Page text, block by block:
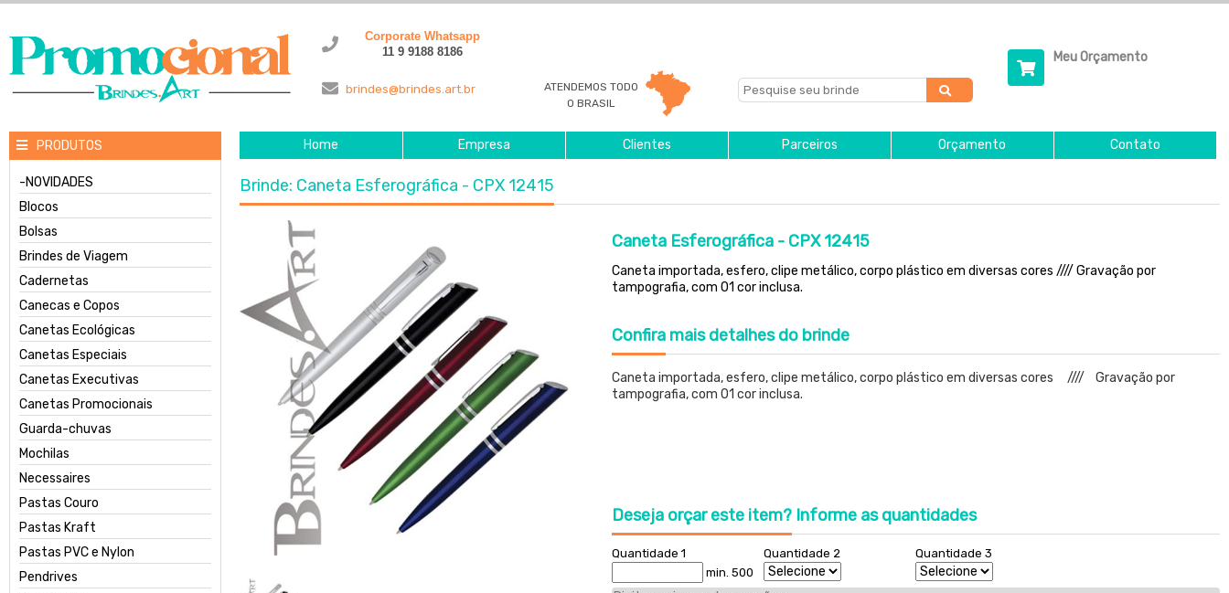
Corporate Whatsapp
11 9 9188 8186
brindes@brindes.art.br
ATENDEMOS TODO
O BRASIL
Meu Orçamento
PRODUTOS
-NOVIDADES
Blocos
Bolsas
Brindes de Viagem
Cadernetas
Canecas e Copos
Canetas Ecológicas
Canetas Especiais
Canetas Executivas
Canetas Promocionais
Guarda-chuvas
Mochilas
Necessaires
Pastas Couro
Pastas Kraft
Pastas PVC e Nylon
Pendrives
Home Empresa Clientes Parceiros Orçamento Contato
Brinde: Caneta Esferográfica - CPX 12415
Caneta Esferográfica - CPX 12415
Caneta importada, esfero, clipe metálico, corpo plástico em diversas cores //// Gravação por
tampografia, com 01 cor inclusa.
Confiramais detalhes do brinde
Caneta importada, esfero, clipe metálico, corpo plástico em diversas cores //// Gravação por
tampografia, com 01 cor inclusa.
Deseja orçar este item?Informe as quantidades
Quantidade 1
min. 500
Quantidade 2 Quantidade 3